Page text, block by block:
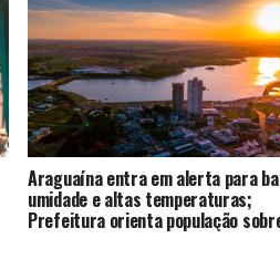
Araguaína entra em alerta para
umidade e altas temperaturas;
Prefeitura orienta população